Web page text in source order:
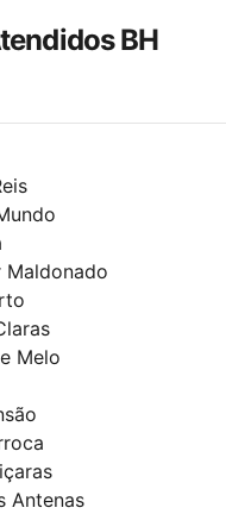
BH
Maldonado
Melo
Antenas